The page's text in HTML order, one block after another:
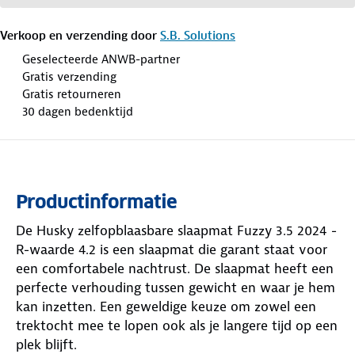
Verkoop en verzending door S.B. Solutions
Geselecteerde ANWB-partner
Gratis verzending
Gratis retourneren
30 dagen bedenktijd
Productinformatie
De Husky zelfopblaasbare slaapmat Fuzzy 3.5 2024 -
R-waarde 4.2 is een slaapmat die garant staat voor
een comfortabele nachtrust. De slaapmat heeft een
perfecte verhouding tussen gewicht en waar je hem
kan inzetten. Een geweldige keuze om zowel een
trektocht mee te lopen ook als je langere tijd op een
plek blijft.